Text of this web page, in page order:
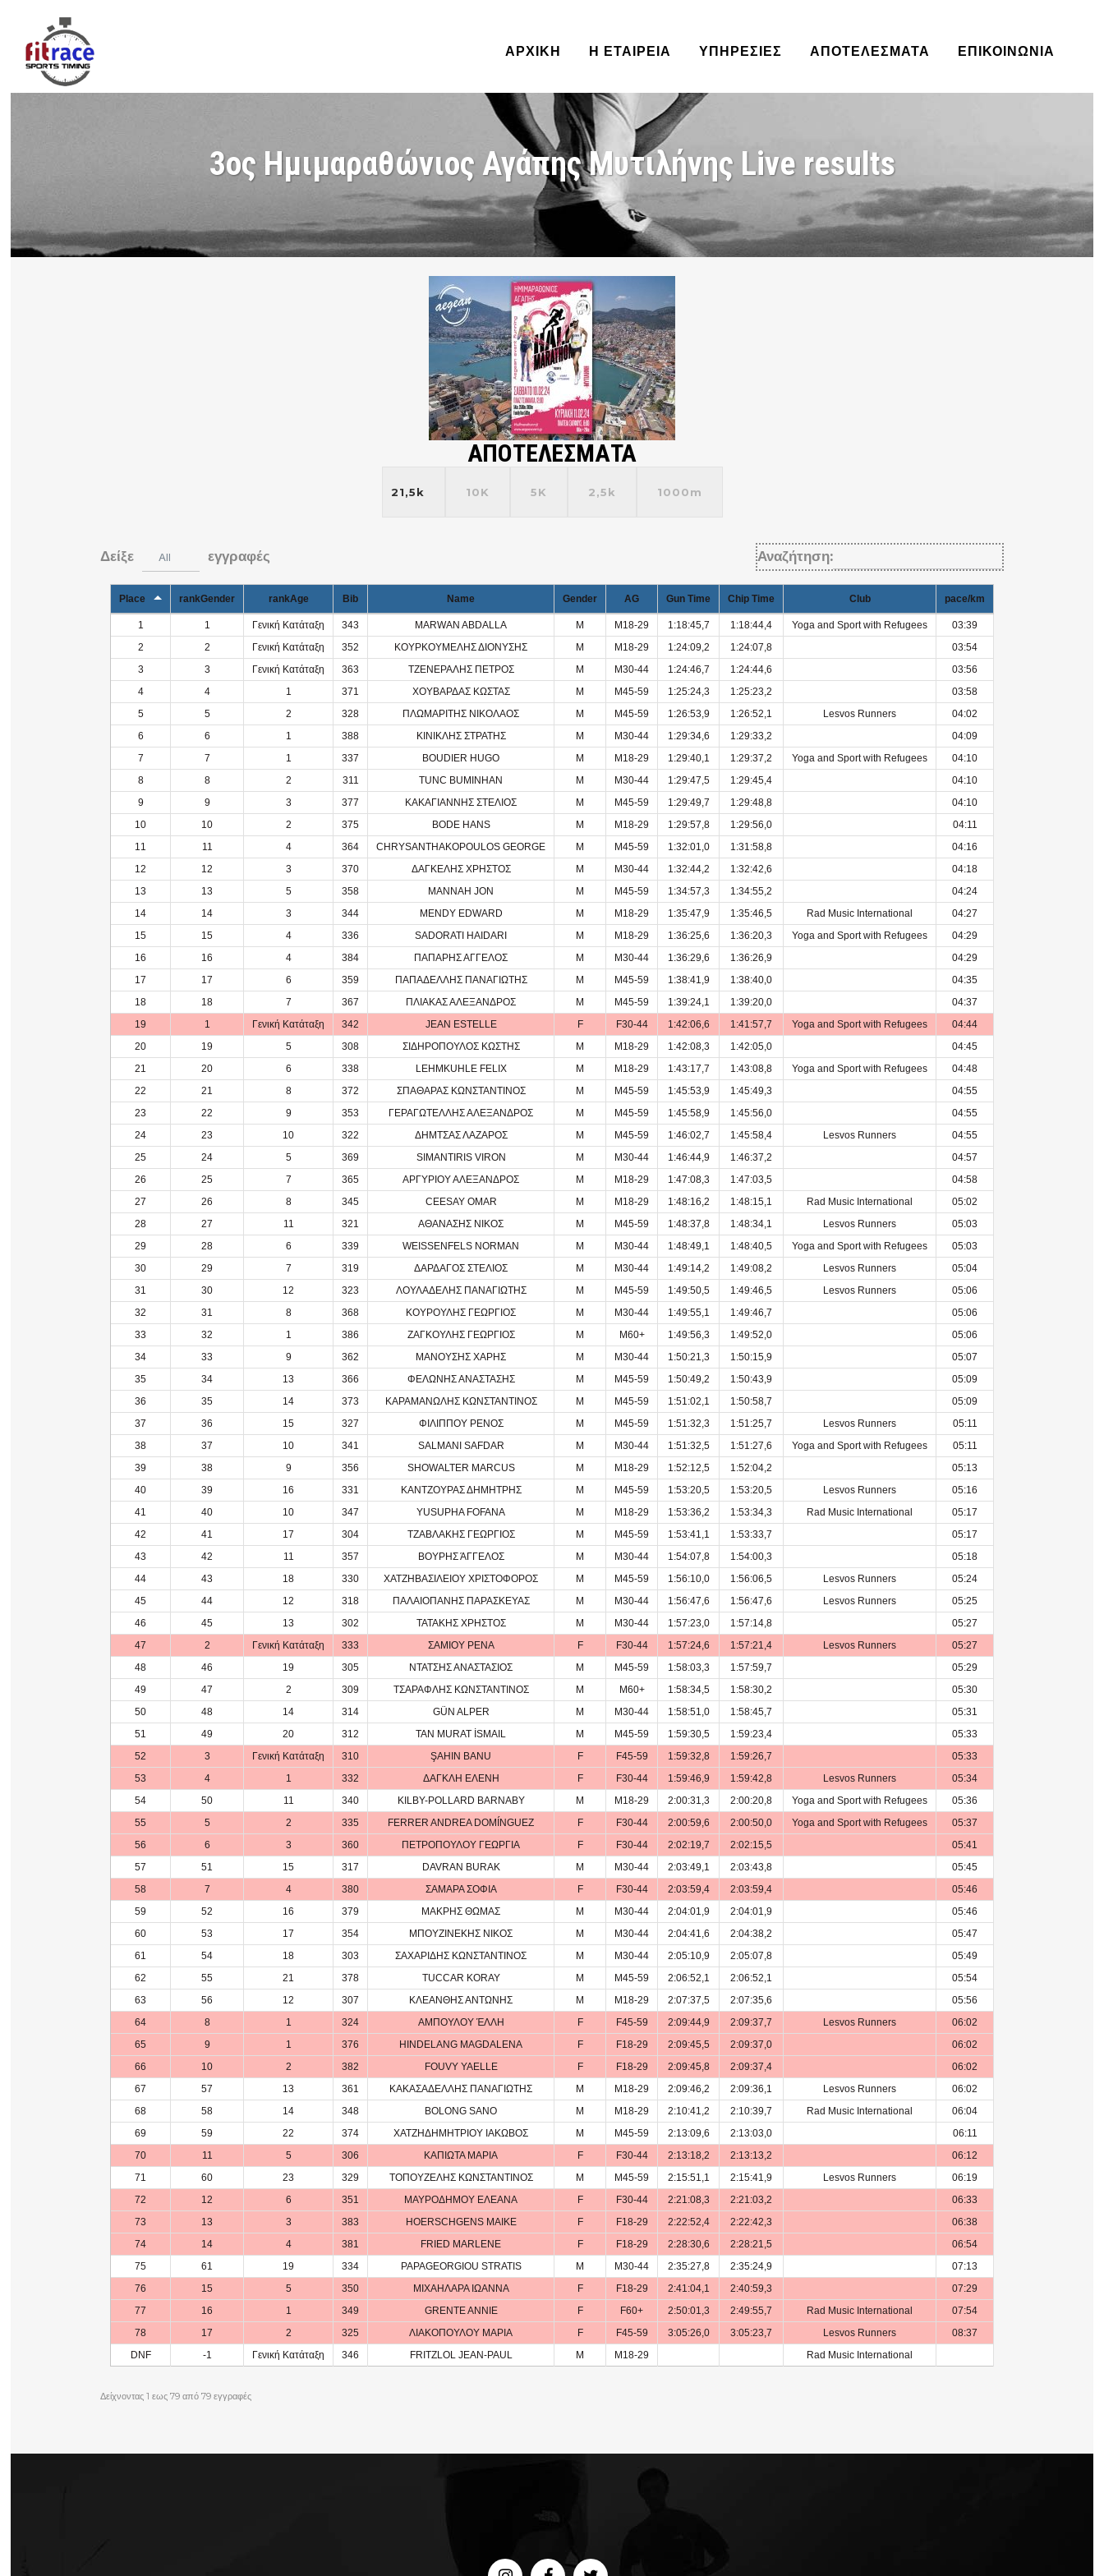
ΑΡΧΙΚΗ Η ΕΤΑΙΡΕΙΑ ΥΠΗΡΕΣΊΕΣ ΑΠΟΤΕΛΈΣΜΑΤΑ ΕΠΙΚΟΙΝΩΝΙΑ
3ος Ημιμαραθώνιος Αγάπης Μυτιλήνης Live results
ΑΠΟΤΕΛΕΣΜΑΤΑ
21,5k 10K 5K 2,5k 1000m
Δείξε All εγγραφές Αναζήτηση:
Place rankGender rankAge Bib Name Gender AG Gun Time Chip Time Club pace/km
1 1 Γενική Κατάταξη 343 MARWAN ABDALLA M M18-29 1:18:45,7 1:18:44,4 Yoga and Sport with Refugees
03:39
2
2 Γενική Κατάταξη 352 ΚΟΥΡΚΟΥΜΕΛΗΣ ΔΙΟΝΥΣΗΣ M M18-29 1:24:09,2 1:24:07,8
03:54
3
3 Γενική Κατάταξη 363 ΤΖΕΝΕΡΑΛΗΣ ΠΕΤΡΟΣ M M30-44 1:24:46,7 1:24:44,6
03:56
4
4 1 371 ΧΟΥΒΑΡΔΑΣ ΚΩΣΤΑΣ M M45-59 1:25:24,3 1:25:23,2
03:58
5
5 2 328 ΠΛΩΜΑΡΙΤΗΣ ΝΙΚΟΛΑΟΣ M M45-59 1:26:53,9 1:26:52,1 Lesvos Runners
04:02
6
6 1 388 ΚΙΝΙΚΛΗΣ ΣΤΡΑΤΗΣ M M30-44 1:29:34,6 1:29:33,2
04:09
7
7 1 337 BOUDIER HUGO M M18-29 1:29:40,1 1:29:37,2 Yoga and Sport with Refugees
04:10
8
8 2 311 TUNC BUMINHAN M M30-44 1:29:47,5 1:29:45,4
04:10
9
9 3 377 ΚΑΚΑΓΙΑΝΝΗΣ ΣΤΕΛΙΟΣ M M45-59 1:29:49,7 1:29:48,8
04:10
10
10 2 375 BODE HANS M M18-29 1:29:57,8 1:29:56,0
04:11
11
11 4 364 CHRYSANTHAKOPOULOS GEORGE M M45-59 1:32:01,0 1:31:58,8
04:16
12
12 3 370 ΔΑΓΚΕΛΗΣ ΧΡΗΣΤΟΣ M M30-44 1:32:44,2 1:32:42,6
04:18
13
13 5 358 MANNAH JON M M45-59 1:34:57,3 1:34:55,2
04:24
14
14 3 344 MENDY EDWARD M M18-29 1:35:47,9 1:35:46,5 Rad Music International
04:27
15
15 4 336 SADORATI HAIDARI M M18-29 1:36:25,6 1:36:20,3 Yoga and Sport with Refugees
04:29
16
16 4 384 ΠΑΠΑΡΗΣ ΑΓΓΕΛΟΣ M M30-44 1:36:29,6 1:36:26,9
04:29
17
17 6 359 ΠΑΠΑΔΕΛΛΗΣ ΠΑΝΑΓΙΩΤΗΣ M M45-59 1:38:41,9 1:38:40,0
04:35
18
18 7 367 ΠΛΙΑΚΑΣ ΑΛΕΞΑΝΔΡΟΣ M M45-59 1:39:24,1 1:39:20,0
04:37
19
1 Γενική Κατάταξη 342 JEAN ESTELLE F F30-44 1:42:06,6 1:41:57,7 Yoga and Sport with Refugees
04:44
20
19 5 308 ΣΙΔΗΡΟΠΟΥΛΟΣ ΚΩΣΤΗΣ M M18-29 1:42:08,3 1:42:05,0
04:45
21
20 6 338 LEHMKUHLE FELIX M M18-29 1:43:17,7 1:43:08,8 Yoga and Sport with Refugees
04:48
22
21 8 372 ΣΠΑΘΑΡΑΣ ΚΩΝΣΤΑΝΤΙΝΟΣ M M45-59 1:45:53,9 1:45:49,3
04:55
23
22 9 353 ΓΕΡΑΓΩΤΕΛΛΗΣ ΑΛΕΞΑΝΔΡΟΣ M M45-59 1:45:58,9 1:45:56,0
04:55
24
23 10 322 ΔΗΜΤΣΑΣ ΛΑΖΑΡΟΣ M M45-59 1:46:02,7 1:45:58,4 Lesvos Runners
04:55
25
24 5 369 SIMANTIRIS VIRON M M30-44 1:46:44,9 1:46:37,2
04:57
26
25 7 365 ΑΡΓΥΡΙΟΥ ΑΛΕΞΑΝΔΡΟΣ M M18-29 1:47:08,3 1:47:03,5
04:58
27
26 8 345 CEESAY OMAR M M18-29 1:48:16,2 1:48:15,1 Rad Music International
05:02
28
27 11 321 ΑΘΑΝΑΣΗΣ ΝΙΚΟΣ M M45-59 1:48:37,8 1:48:34,1 Lesvos Runners
05:03
29
28 6 339 WEISSENFELS NORMAN M M30-44 1:48:49,1 1:48:40,5 Yoga and Sport with Refugees
05:03
30
29 7 319 ΔΑΡΔΑΓΟΣ ΣΤΕΛΙΟΣ M M30-44 1:49:14,2 1:49:08,2 Lesvos Runners
05:04
31
30 12 323 ΛΟΥΛΑΔΕΛΗΣ ΠΑΝΑΓΙΩΤΗΣ M M45-59 1:49:50,5 1:49:46,5 Lesvos Runners
05:06
32
31 8 368 ΚΟΥΡΟΥΛΗΣ ΓΕΩΡΓΙΟΣ M M30-44 1:49:55,1 1:49:46,7
05:06
33
32 1 386 ΖΑΓΚΟΥΛΗΣ ΓΕΩΡΓΙΟΣ M M60+ 1:49:56,3 1:49:52,0
05:06
34
33 9 362 ΜΑΝΟΥΣΗΣ ΧΑΡΗΣ M M30-44 1:50:21,3 1:50:15,9
05:07
35
34 13 366 ΦΕΛΩΝΗΣ ΑΝΑΣΤΑΣΗΣ M M45-59 1:50:49,2 1:50:43,9
05:09
36
35 14 373 ΚΑΡΑΜΑΝΩΛΗΣ ΚΩΝΣΤΑΝΤΙΝΟΣ M M45-59 1:51:02,1 1:50:58,7
05:09
37
36 15 327 ΦΙΛΙΠΠΟΥ ΡΕΝΟΣ M M45-59 1:51:32,3 1:51:25,7 Lesvos Runners
05:11
38
37 10 341 SALMANI SAFDAR M M30-44 1:51:32,5 1:51:27,6 Yoga and Sport with Refugees
05:11
39
38 9 356 SHOWALTER MARCUS M M18-29 1:52:12,5 1:52:04,2
05:13
40
39 16 331 ΚΑΝΤΖΟΥΡΑΣ ΔΗΜΗΤΡΗΣ M M45-59 1:53:20,5 1:53:20,5 Lesvos Runners
05:16
41
40 10 347 YUSUPHA FOFANA M M18-29 1:53:36,2 1:53:34,3 Rad Music International
05:17
42
41 17 304 ΤΖΑΒΛΑΚΗΣ ΓΕΩΡΓΙΟΣ M M45-59 1:53:41,1 1:53:33,7
05:17
43
42 11 357 ΒΟΥΡΗΣ ΆΓΓΕΛΟΣ M M30-44 1:54:07,8 1:54:00,3
05:18
44
43 18 330 ΧΑΤΖΗΒΑΣΙΛΕΙΟΥ ΧΡΙΣΤΟΦΟΡΟΣ M M45-59 1:56:10,0 1:56:06,5 Lesvos Runners
05:24
45
44 12 318 ΠΑΛΑΙΟΠΑΝΗΣ ΠΑΡΑΣΚΕΥΑΣ M M30-44 1:56:47,6 1:56:47,6 Lesvos Runners
05:25
46
45 13 302 ΤΑΤΑΚΗΣ ΧΡΗΣΤΟΣ M M30-44 1:57:23,0 1:57:14,8
05:27
47
2 Γενική Κατάταξη 333 ΣΑΜΙΟΥ ΡΕΝΑ F F30-44 1:57:24,6 1:57:21,4 Lesvos Runners
05:27
48
46 19 305 ΝΤΑΤΣΗΣ ΑΝΑΣΤΑΣΙΟΣ M M45-59 1:58:03,3 1:57:59,7
05:29
49
47 2 309 ΤΣΑΡΑΦΛΗΣ ΚΩΝΣΤΑΝΤΙΝΟΣ M M60+ 1:58:34,5 1:58:30,2
05:30
50
48 14 314 GÜN ALPER M M30-44 1:58:51,0 1:58:45,7
05:31
51
49 20 312 TAN MURAT İSMAIL M M45-59 1:59:30,5 1:59:23,4
05:33
52
3 Γενική Κατάταξη 310 ŞAHIN BANU F F45-59 1:59:32,8 1:59:26,7
05:33
53
4 1 332 ΔΑΓΚΛΗ ΕΛΕΝΗ F F30-44 1:59:46,9 1:59:42,8 Lesvos Runners
05:34
54
50 11 340 KILBY-POLLARD BARNABY M M18-29 2:00:31,3 2:00:20,8 Yoga and Sport with Refugees
05:36
55
5 2 335 FERRER ANDREA DOMÍNGUEZ F F30-44 2:00:59,6 2:00:50,0 Yoga and Sport with Refugees
05:37
56
6 3 360 ΠΕΤΡΟΠΟΥΛΟΥ ΓΕΩΡΓΙΑ F F30-44 2:02:19,7 2:02:15,5
05:41
57
51 15 317 DAVRAN BURAK M M30-44 2:03:49,1 2:03:43,8
05:45
58
7 4 380 ΣΑΜΑΡΑ ΣΟΦΙΑ F F30-44 2:03:59,4 2:03:59,4
05:46
59
52 16 379 ΜΑΚΡΗΣ ΘΩΜΑΣ M M30-44 2:04:01,9 2:04:01,9
05:46
60
53 17 354 ΜΠΟΥΖΙΝΕΚΗΣ ΝΙΚΟΣ M M30-44 2:04:41,6 2:04:38,2
05:47
61
54 18 303 ΣΑΧΑΡΙΔΗΣ ΚΩΝΣΤΑΝΤΙΝΟΣ M M30-44 2:05:10,9 2:05:07,8
05:49
62
55 21 378 TUCCAR KORAY M M45-59 2:06:52,1 2:06:52,1
05:54
63
56 12 307 ΚΛΕΑΝΘΗΣ ΑΝΤΩΝΗΣ M M18-29 2:07:37,5 2:07:35,6
05:56
64
8 1 324 ΑΜΠΟΥΛΟΥ ΈΛΛΗ F F45-59 2:09:44,9 2:09:37,7 Lesvos Runners
06:02
65
9 1 376 HINDELANG MAGDALENA F F18-29 2:09:45,5 2:09:37,0
06:02
66
10 2 382 FOUVY YAELLE F F18-29 2:09:45,8 2:09:37,4
06:02
67
57 13 361 ΚΑΚΑΣΑΔΕΛΛΗΣ ΠΑΝΑΓIΩΤΗΣ M M18-29 2:09:46,2 2:09:36,1 Lesvos Runners
06:02
68
58 14 348 BOLONG SANO M M18-29 2:10:41,2 2:10:39,7 Rad Music International
06:04
69
59 22 374 ΧΑΤΖΗΔΗΜΗΤΡΙΟΥ ΙΑΚΩΒΟΣ M M45-59 2:13:09,6 2:13:03,0
06:11
70
11 5 306 ΚΑΠΙΩΤΑ ΜΑΡΙΑ F F30-44 2:13:18,2 2:13:13,2
06:12
71
60 23 329 ΤΟΠΟΥΖΕΛΗΣ ΚΩΝΣΤΑΝΤΙΝΟΣ M M45-59 2:15:51,1 2:15:41,9 Lesvos Runners
06:19
72
12 6 351 ΜΑΥΡΟΔΗΜΟΥ ΕΛΕΑΝΑ F F30-44 2:21:08,3 2:21:03,2
06:33
73
13 3 383 HOERSCHGENS MAIKE F F18-29 2:22:52,4 2:22:42,3
06:38
74
14 4 381 FRIED MARLENE F F18-29 2:28:30,6 2:28:21,5
06:54
75
61 19 334 PAPAGEORGIOU STRATIS M M30-44 2:35:27,8 2:35:24,9
07:13
76
15 5 350 ΜΙΧΑΗΛΑΡΑ ΙΩΑΝΝΑ F F18-29 2:41:04,1 2:40:59,3
07:29
77
16 1 349 GRENTE ANNIE F F60+ 2:50:01,3 2:49:55,7 Rad Music International
07:54
78
17 2 325 ΛΙΑΚΟΠΟΥΛΟΥ ΜΑΡΙΑ F F45-59 3:05:26,0 3:05:23,7 Lesvos Runners
08:37
DNF
-1 Γενική Κατάταξη 346 FRITZLOL JEAN-PAUL M M18-29 Rad Music International
Δείχνοντας 1 εως 79 από 79 εγγραφές